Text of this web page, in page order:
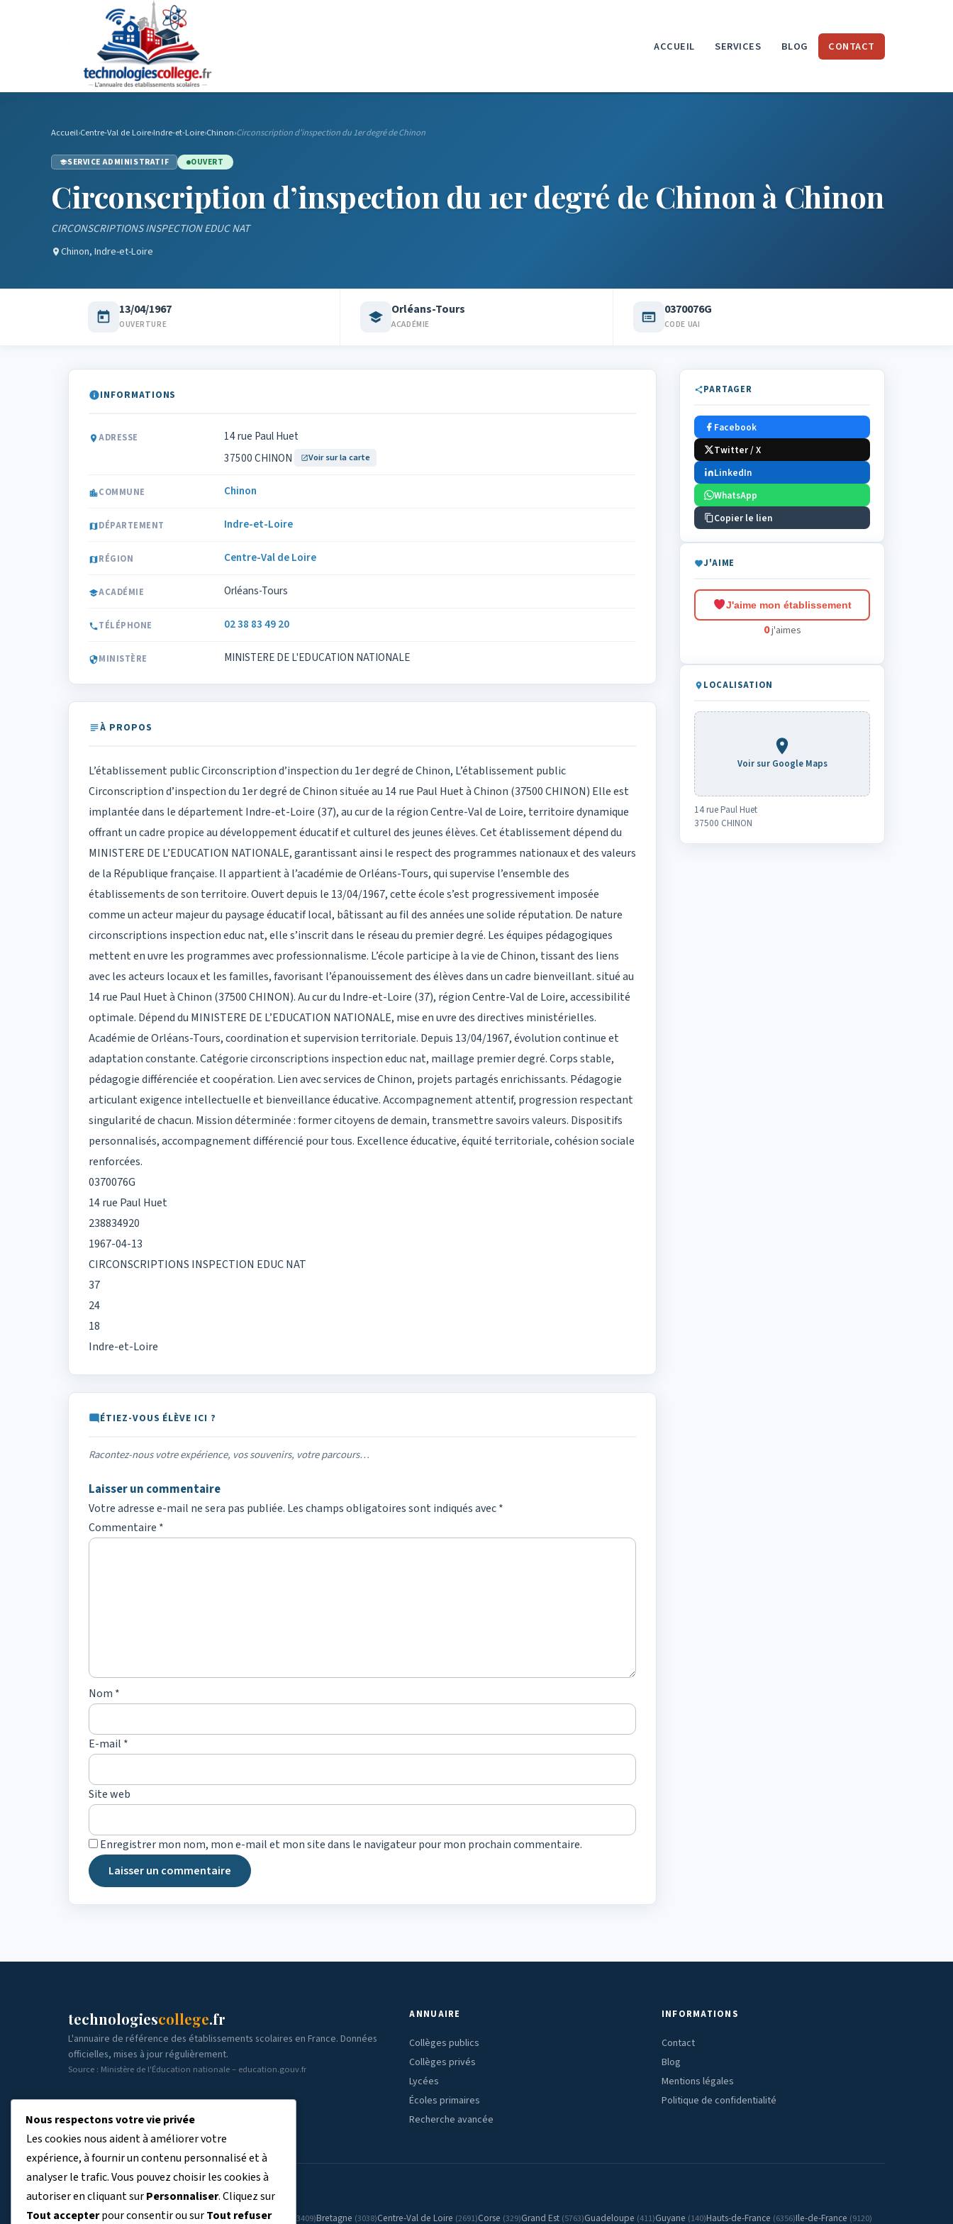
ACCUEIL SERVICES BLOG CONTACT
Accueil›Centre-Val de Loire›Indre-et-Loire›Chinon›Circonscription d’inspection du 1er degré de Chinon
SERVICE ADMINISTRATIF OUVERT
Circonscription d’inspection du 1er degré de Chinon à Chinon
CIRCONSCRIPTIONS INSPECTION EDUC NAT
Chinon, Indre-et-Loire
13/04/1967
OUVERTURE
Orléans-Tours
ACADÉMIE
0370076G
CODE UAI
INFORMATIONS
ADRESSE
14 rue Paul Huet
37500 CHINON
Voir sur la carte
COMMUNE Chinon
DÉPARTEMENT Indre-et-Loire
RÉGION Centre-Val de Loire
ACADÉMIE Orléans-Tours
TÉLÉPHONE 02 38 83 49 20
MINISTÈRE MINISTERE DE L'EDUCATION NATIONALE
À PROPOS
L’établissement public Circonscription d’inspection du 1er degré de Chinon, L’établissement public
Circonscription d’inspection du 1er degré de Chinon située au 14 rue Paul Huet à Chinon (37500 CHINON) Elle est
implantée dans le département Indre-et-Loire (37), au cur de la région Centre-Val de Loire, territoire dynamique
offrant un cadre propice au développement éducatif et culturel des jeunes élèves. Cet établissement dépend du
MINISTERE DE L’EDUCATION NATIONALE, garantissant ainsi le respect des programmes nationaux et des valeurs
de la République française. Il appartient à l’académie de Orléans-Tours, qui supervise l’ensemble des
établissements de son territoire. Ouvert depuis le 13/04/1967, cette école s’est progressivement imposée
comme un acteur majeur du paysage éducatif local, bâtissant au fil des années une solide réputation. De nature
circonscriptions inspection educ nat, elle s’inscrit dans le réseau du premier degré. Les équipes pédagogiques
mettent en uvre les programmes avec professionnalisme. L’école participe à la vie de Chinon, tissant des liens
avec les acteurs locaux et les familles, favorisant l’épanouissement des élèves dans un cadre bienveillant. situé au
14 rue Paul Huet à Chinon (37500 CHINON). Au cur du Indre-et-Loire (37), région Centre-Val de Loire, accessibilité
optimale. Dépend du MINISTERE DE L’EDUCATION NATIONALE, mise en uvre des directives ministérielles.
Académie de Orléans-Tours, coordination et supervision territoriale. Depuis 13/04/1967, évolution continue et
adaptation constante. Catégorie circonscriptions inspection educ nat, maillage premier degré. Corps stable,
pédagogie différenciée et coopération. Lien avec services de Chinon, projets partagés enrichissants. Pédagogie
articulant exigence intellectuelle et bienveillance éducative. Accompagnement attentif, progression respectant
singularité de chacun. Mission déterminée : former citoyens de demain, transmettre savoirs valeurs. Dispositifs
personnalisés, accompagnement différencié pour tous. Excellence éducative, équité territoriale, cohésion sociale
renforcées.
0370076G
14 rue Paul Huet
238834920
1967-04-13
CIRCONSCRIPTIONS INSPECTION EDUC NAT
37
24
18
Indre-et-Loire
ÉTIEZ-VOUS ÉLÈVE ICI ?
Racontez-nous votre expérience, vos souvenirs, votre parcours…
Laisser un commentaire
Votre adresse e-mail ne sera pas publiée. Les champs obligatoires sont indiqués avec*
Commentaire *
Nom *
E-mail *
Site web
Enregistrer mon nom, mon e-mail et mon site dans le navigateur pour mon prochain commentaire.
PARTAGER
Facebook
Twitter / X
LinkedIn
WhatsApp
Copier le lien
J'AIME
J'aime mon établissement
0j'aimes
LOCALISATION
Voir sur Google Maps
14 rue Paul Huet
37500 CHINON
technologiescollege.fr
L'annuaire de référence des établissements scolaires en France. Données
officielles, mises à jour régulièrement.
Source : Ministère de l'Éducation nationale – education.gouv.fr
ANNUAIRE
Collèges publics
Collèges privés
Lycées
Écoles primaires
Recherche avancée
INFORMATIONS
Contact
Blog
Mentions légales
Politique de confidentialité
ÉTABLISSEMENTS PAR RÉGION
Auvergne-Rhône-Alpes(7804)Bourgogne-Franche-Comté (3409)Bretagne (3038)Centre-Val de Loire (2691)Corse (329)Grand Est (5763)Guadeloupe (411)Guyane (140)Hauts-de-France (6356)Ile-de-France (9120)
Nous respectons votre vie privée
Les cookies nous aident à améliorer votre
expérience, à fournir un contenu personnalisé et à
analyser le trafic. Vous pouvez choisir les cookies à
autoriser en cliquant surPersonnaliser. Cliquez sur
Tout accepterpour consentir ou surTout refuser